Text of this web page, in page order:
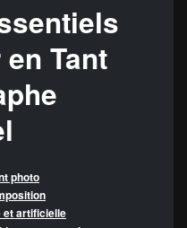
Tant
photo
et artificielle